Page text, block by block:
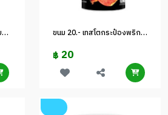
ขนม 20.- ทาโร่อบกรอบรสบาบีคิว ขนม 20.- เทสโตกระป๋องพริกแคโรไลนา 42 ก.
฿ 20